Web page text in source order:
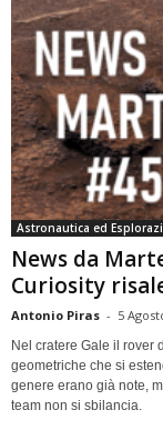
Astronautica ed
News da
Curiosity
Antonio Piras - 5
Nel cratere Gale il rover
geometriche che si
genere erano già note,
team non si sbilancia.